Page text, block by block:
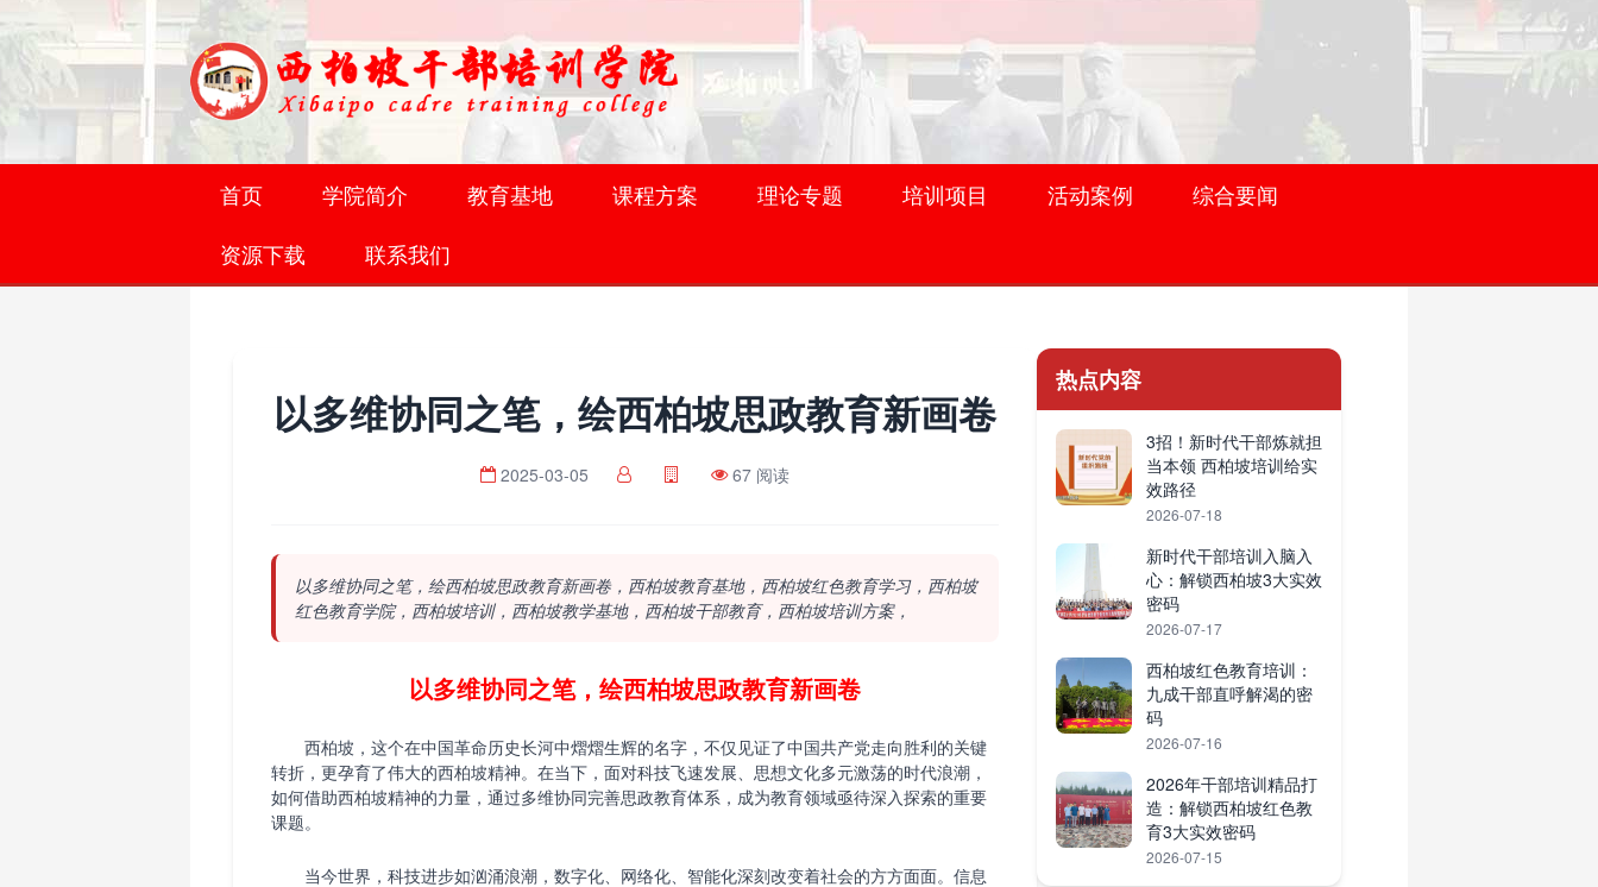
首页 学院简介 教育基地 课程方案 理论专题 培训项目 活动案例
综合要闻
资源下载
联系我们
以多维协同之笔，绘西柏坡思政教育新画卷
2025-03-05 67 阅读
以多维协同之笔，绘西柏坡思政教育新画卷，西柏坡教育基地，西柏坡红色教育学习，西柏坡
红色教育学院，西柏坡培训，西柏坡教学基地，西柏坡干部教育，西柏坡培训方案，
以多维协同之笔，绘西柏坡思政教育新画卷
西柏坡，这个在中国革命历史长河中熠熠生辉的名字，不仅见证了中国共产党走向胜利的关键
转折，更孕育了伟大的西柏坡精神。在当下，面对科技飞速发展、思想文化多元激荡的时代浪潮，
如何借助西柏坡精神的力量，通过多维协同完善思政教育体系，成为教育领域亟待深入探索的重要
课题。
当今世界，科技进步如汹涌浪潮，数字化、网络化、智能化深刻改变着社会的方方面面。信息
热点内容
3招！新时代干部炼就担
当本领 西柏坡培训给实
效路径
2026-07-18
新时代干部培训入脑入
心：解锁西柏坡3大实效
密码
2026-07-17
西柏坡红色教育培训：
九成干部直呼解渴的密
码
2026-07-16
2026年干部培训精品打
造：解锁西柏坡红色教
育3大实效密码
2026-07-15